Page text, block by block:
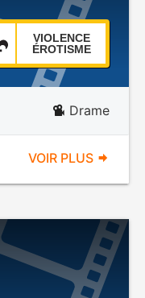
VIOLENCE
ÉROTISME
Drame
VOIR PLUS